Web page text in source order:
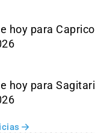
hoy para
hoy para